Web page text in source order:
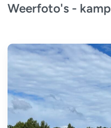
Weerfoto's - kamp